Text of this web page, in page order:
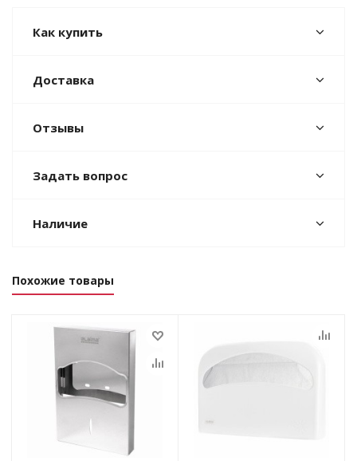
Как купить
Доставка
Отзывы
Задать вопрос
Наличие
Похожие товары